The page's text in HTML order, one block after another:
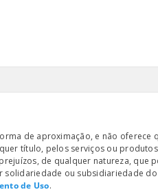
de aproximação, e não
título, pelos serviços ou
de qualquer natureza,
ou subsidiariedade do
de Uso.